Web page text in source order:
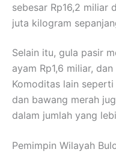
sebesar Rp16,2 miliar
juta kilogram
Selain itu, gula pasir
ayam Rp1,6 miliar,
Komoditas lain
dan bawang merah
dalam jumlah yang
Pemimpin Wilayah